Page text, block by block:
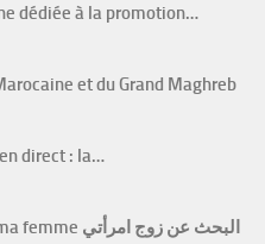
dédiée à la promotion…
et du Grand Maghreb
direct : la…
A la recherche du mari de ma femme البحث عن زوج امرأتي